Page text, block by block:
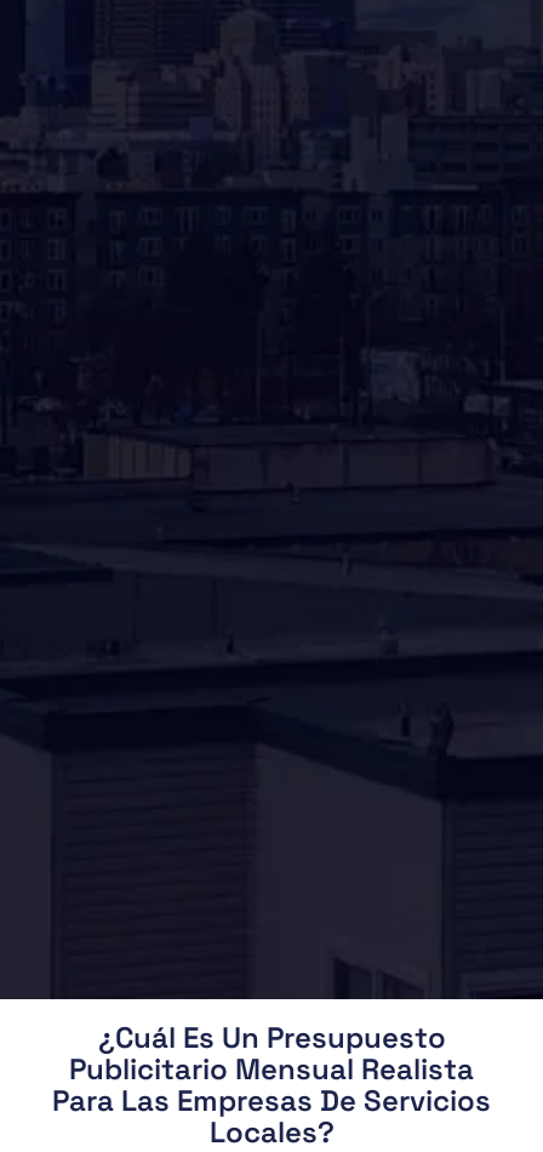
¿Cuál Es Un Presupuesto
Publicitario Mensual Realista
Para Las Empresas De Servicios
Locales?